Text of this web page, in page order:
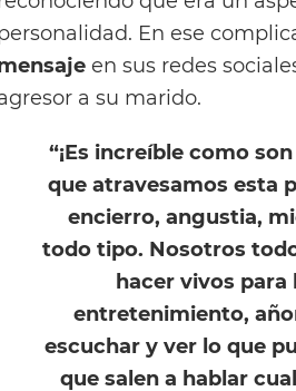
En ese
en sus redes
a su marido.
“¡Es increíble como
que atravesamos esta
encierro, angustia,
todo tipo. Nosotros
hacer vivos para
entretenimiento,
escuchar y ver lo que
que salen a hablar